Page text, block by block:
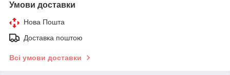
Умови доставки
Нова Пошта
Доставка поштою
Всі умови доставки